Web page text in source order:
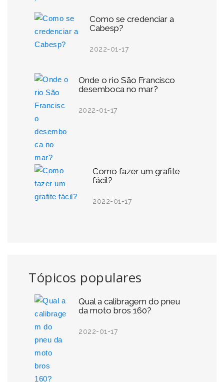
Como se credenciar a
Cabesp?
2022-01-17
Onde o rio São Francisco
desemboca no mar?
2022-01-17
Como fazer um grafite
fácil?
2022-01-17
Tópicos populares
Qual a calibragem do pneu
da moto bros 160?
2022-01-17